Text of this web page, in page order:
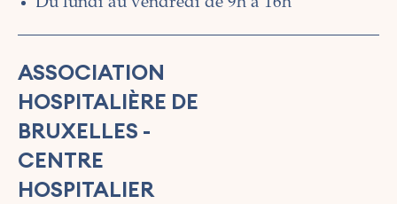
ASSOCIATION
HOSPITALIÈRE DE
BRUXELLES -
CENTRE
HOSPITALIER